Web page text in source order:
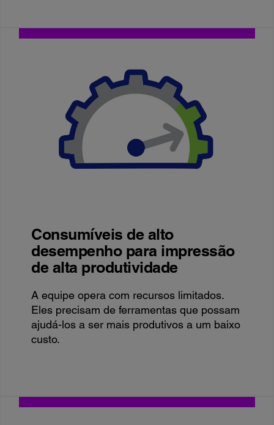
Consumíveis de alto
desempenho para impressão
de alta produtividade
A equipe opera com recursos limitados.
Eles precisam de ferramentas que possam
ajudá-los a ser mais produtivos a um baixo
custo.